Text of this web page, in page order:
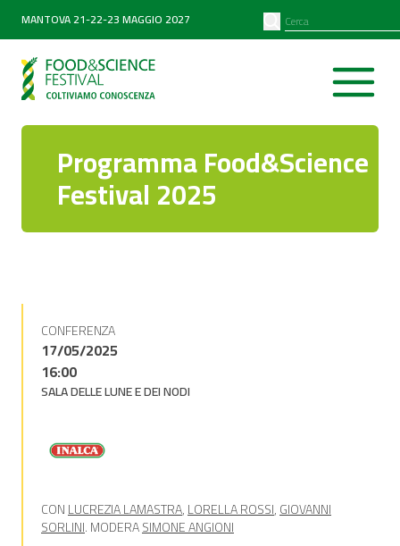
MANTOVA 21-22-23 MAGGIO 2027
Programma Food&Science
Festival 2025
CONFERENZA
17/05/2025
16:00
SALA DELLE LUNE E DEI NODI
CONLUCREZIA LAMASTRA,LORELLA ROSSI,GIOVANNI
SORLINI. MODERASIMONE ANGIONI
PARTNER
Diventa partner
SEARCH